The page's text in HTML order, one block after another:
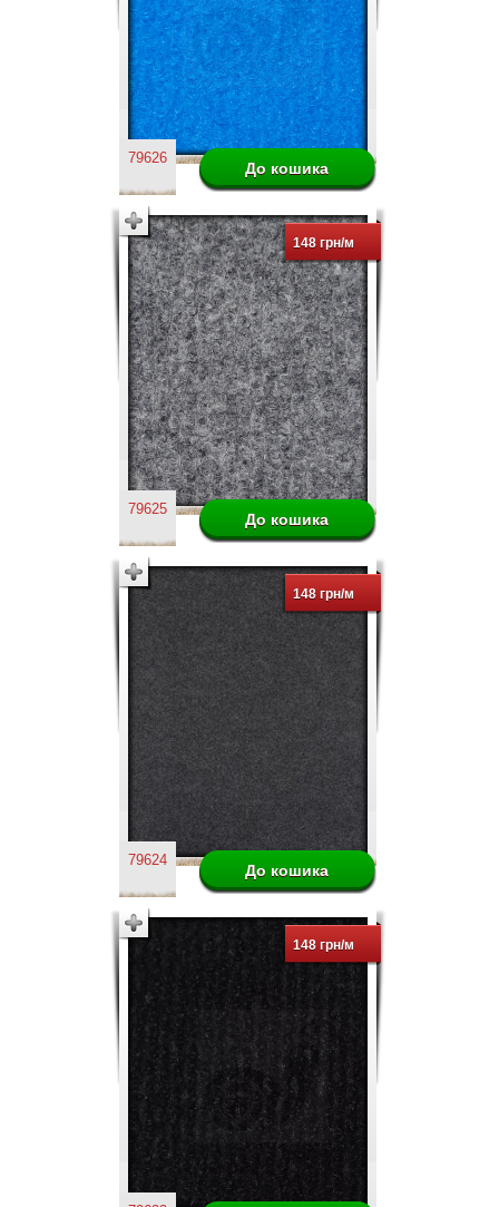
79626
148 грн/м
79625
148 грн/м
79624
148 грн/м